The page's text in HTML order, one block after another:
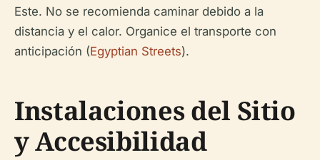
Este. No se recomienda caminar debido a la
distancia y el calor. Organice el transporte con
anticipación (Egyptian Streets).
Instalaciones del Sitio
y Accesibilidad